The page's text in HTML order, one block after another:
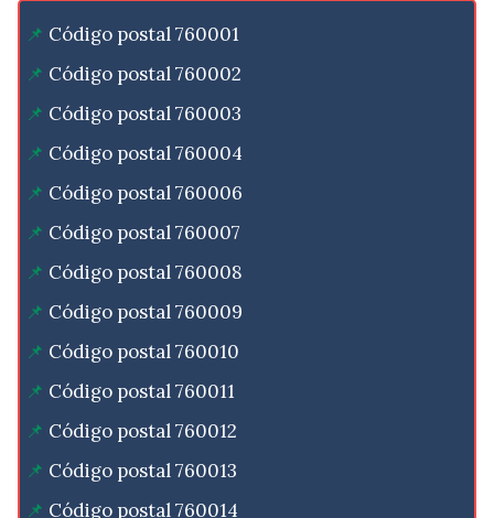
Código postal 760001
Código postal 760002
Código postal 760003
Código postal 760004
Código postal 760006
Código postal 760007
Código postal 760008
Código postal 760009
Código postal 760010
Código postal 760011
Código postal 760012
Código postal 760013
Código postal 760014